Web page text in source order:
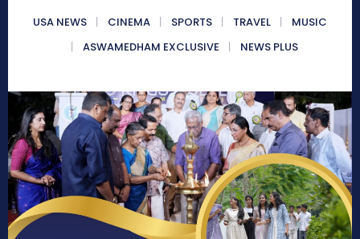
USA NEWS CINEMA SPORTS TRAVEL
MUSIC
ASWAMEDHAM EXCLUSIVE
NEWS PLUS